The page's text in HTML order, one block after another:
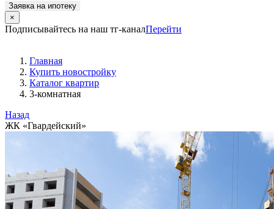
Заявка на ипотеку
×
Подписывайтесь на наш тг-каналПерейти
Главная
Купить новостройку
Каталог квартир
3-комнатная
Назад
ЖК «Гвардейский»